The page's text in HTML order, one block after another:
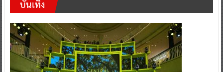
บันเทิง